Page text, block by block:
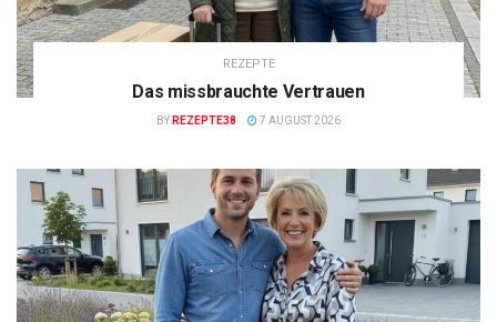
REZEPTE
Das missbrauchte Vertrauen
BY REZEPTE38 7 AUGUST 2026